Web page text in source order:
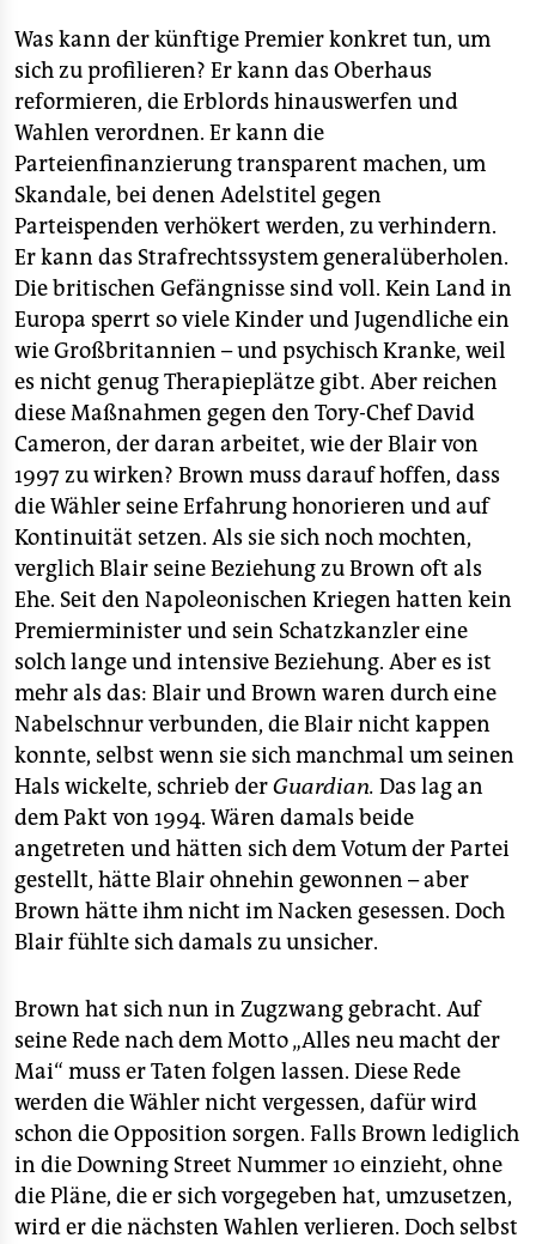
Was kann der künftige Premier konkret tun, um
sich zu profilieren? Er kann das Oberhaus
reformieren, die Erblords hinauswerfen und
Wahlen verordnen. Er kann die
Parteienfinanzierung transparent machen, um
Skandale, bei denen Adelstitel gegen
Parteispenden verhökert werden, zu verhindern.
Er kann das Strafrechtssystem generalüberholen.
Die britischen Gefängnisse sind voll. Kein Land in
Europa sperrt so viele Kinder und Jugendliche ein
wie Großbritannien – und psychisch Kranke, weil
es nicht genug Therapieplätze gibt. Aber reichen
diese Maßnahmen gegen den Tory-Chef David
Cameron, der daran arbeitet, wie der Blair von
1997 zu wirken? Brown muss darauf hoffen, dass
die Wähler seine Erfahrung honorieren und auf
Kontinuität setzen. Als sie sich noch mochten,
verglich Blair seine Beziehung zu Brown oft als
Ehe. Seit den Napoleonischen Kriegen hatten kein
Premierminister und sein Schatzkanzler eine
solch lange und intensive Beziehung. Aber es ist
mehr als das: Blair und Brown waren durch eine
Nabelschnur verbunden, die Blair nicht kappen
konnte, selbst wenn sie sich manchmal um seinen
Hals wickelte, schrieb derGuardian. Das lag an
dem Pakt von 1994. Wären damals beide
angetreten und hätten sich dem Votum der Partei
gestellt, hätte Blair ohnehin gewonnen – aber
Brown hätte ihm nicht im Nacken gesessen. Doch
Blair fühlte sich damals zu unsicher.
Brown hat sich nun in Zugzwang gebracht. Auf
seine Rede nach dem Motto „Alles neu macht der
Mai“ muss er Taten folgen lassen. Diese Rede
werden die Wähler nicht vergessen, dafür wird
schon die Opposition sorgen. Falls Brown lediglich
in die Downing Street Nummer 10 einzieht, ohne
die Pläne, die er sich vorgegeben hat, umzusetzen,
wird er die nächsten Wahlen verlieren. Doch selbst